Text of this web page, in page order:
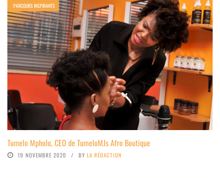
PARCOURS INSPIRANTS
Tumelo Mpholo, CEO de TumeloMJs Afro Boutique
19 NOVEMBRE 2020 BY LA RÉDACTION